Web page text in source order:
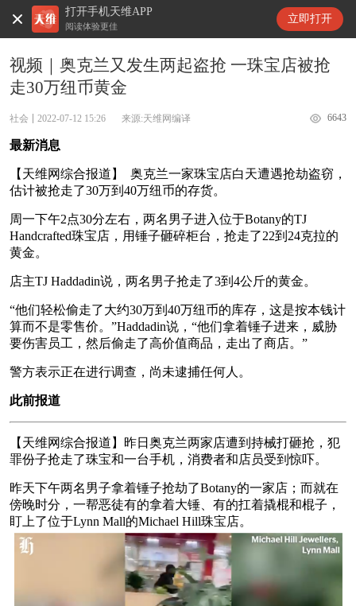
打开手机天维APP
阅读体验更佳
立即打开
天维新闻
视频｜奥克兰又发生两起盗抢 一珠宝店被抢
走30万纽币黄金
社会 2022-07-12 15:26 来源:天维网编译 6643
最新消息
【天维网综合报道】 奥克兰一家珠宝店白天遭遇抢劫盗窃，
估计被抢走了30万到40万纽币的存货。
周一下午2点30分左右，两名男子进入位于Botany的TJ
Handcrafted珠宝店，用锤子砸碎柜台，抢走了22到24克拉的
黄金。
店主TJ Haddadin说，两名男子抢走了3到4公斤的黄金。
“他们轻松偷走了大约30万到40万纽币的库存，这是按本钱计
算而不是零售价。”Haddadin说，“他们拿着锤子进来，威胁
要伤害员工，然后偷走了高价值商品，走出了商店。”
警方表示正在进行调查，尚未逮捕任何人。
此前报道
【天维网综合报道】昨日奥克兰两家店遭到持械打砸抢，犯
罪份子抢走了珠宝和一台手机，消费者和店员受到惊吓。
昨天下午两名男子拿着锤子抢劫了Botany的一家店；而就在
傍晚时分，一帮恶徒有的拿着大锤、有的扛着撬棍和棍子，
盯上了位于Lynn Mall的Michael Hill珠宝店。